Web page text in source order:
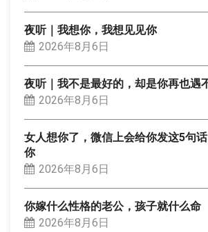
夜听｜我想你，我想见见你
2026年8月6日
夜听｜我不是最好的，却是你再也遇
2026年8月6日
女人想你了，微信上会给你发这5句
你
2026年8月6日
你嫁什么性格的老公，孩子就什么命
2026年8月6日